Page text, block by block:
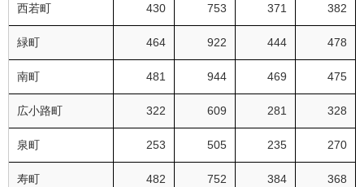
西若町 430 753 371 382
緑町 464 922 444 478
南町 481 944 469 475
広小路町 322 609 281 328
泉町 253 505 235 270
寿町 482 752 384 368